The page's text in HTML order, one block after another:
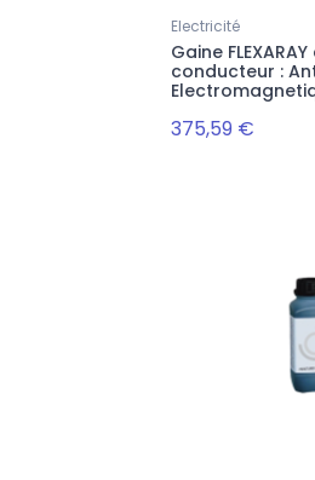
Electricité
Gaine
conducteur :
375,59 €